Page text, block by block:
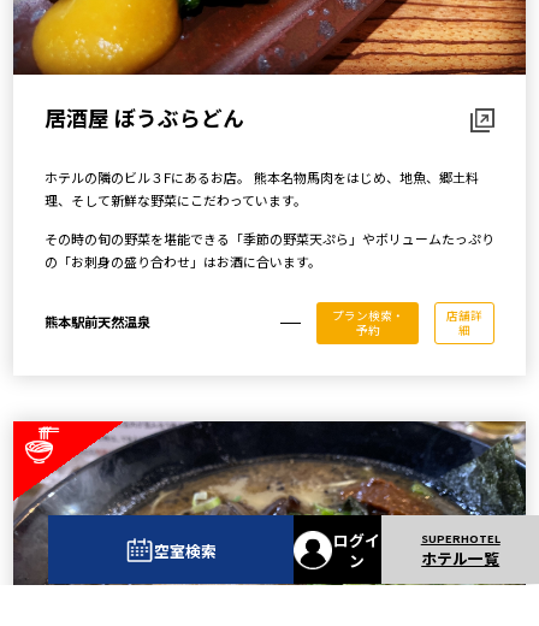
居酒屋 ぼうぶらどん
ホテルの隣のビル３Fにあるお店。 熊本名物馬肉をはじめ、地魚、郷土料
理、そして新鮮な野菜にこだわっています。
その時の旬の野菜を堪能できる「季節の野菜天ぷら」やボリュームたっぷり
の「お刺身の盛り合わせ」はお酒に合います。
熊本駅前天然温泉
プラン検索・
予約
店舗詳
細
空室検索
ログイ
ン
ホテル一覧